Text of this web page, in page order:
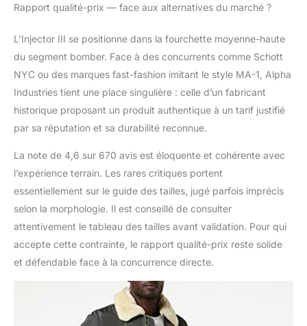
Rapport qualité-prix — face aux alternatives du marché ?
L’Injector III se positionne dans la fourchette moyenne-haute
du segment bomber. Face à des concurrents comme Schott
NYC ou des marques fast-fashion imitant le style MA-1, Alpha
Industries tient une place singulière : celle d’un fabricant
historique proposant un produit authentique à un tarif justifié
par sa réputation et sa durabilité reconnue.
La note de 4,6 sur 670 avis est éloquente et cohérente avec
l’expérience terrain. Les rares critiques portent
essentiellement sur le guide des tailles, jugé parfois imprécis
selon la morphologie. Il est conseillé de consulter
attentivement le tableau des tailles avant validation. Pour qui
accepte cette contrainte, le rapport qualité-prix reste solide
et défendable face à la concurrence directe.